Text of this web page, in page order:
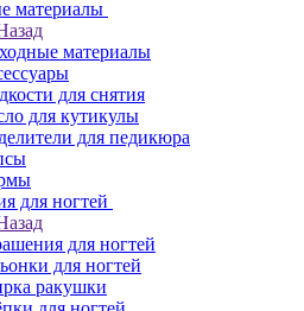
материалы
материалы
для снятия
для кутикулы
для педикюра
для ногтей
для ногтей
для ногтей
ракушки